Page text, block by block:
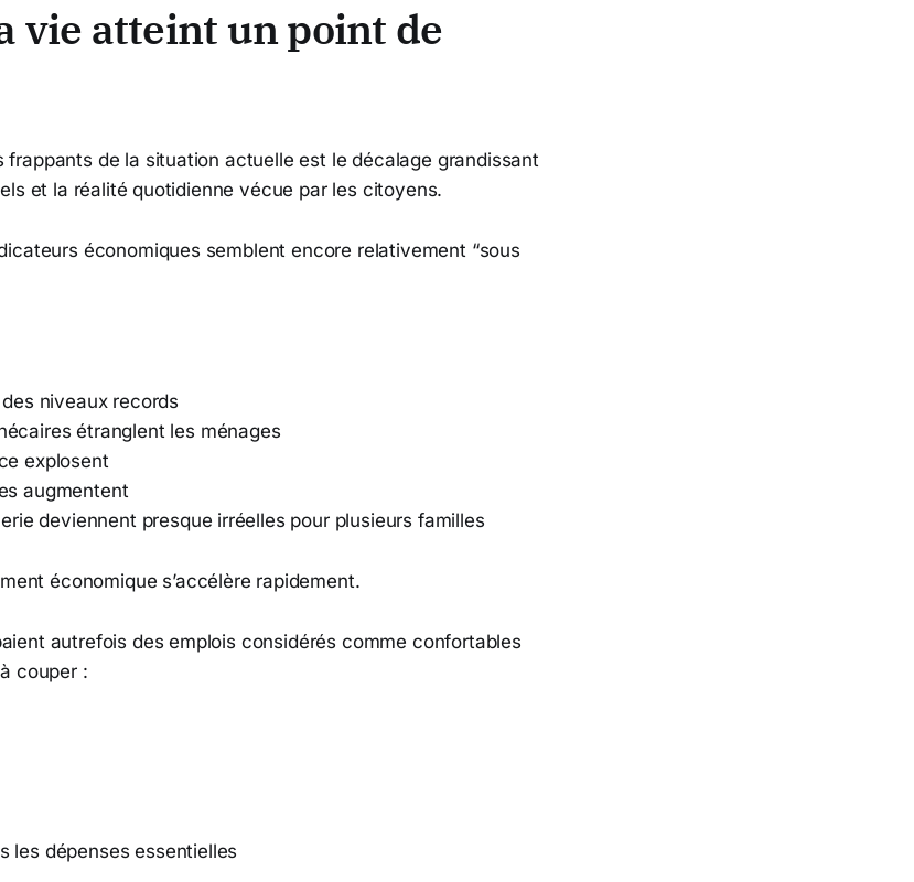
vie atteint un point de
frappants de la situation actuelle est le décalage grandissant
et la réalité quotidienne vécue par les citoyens.
économiques semblent encore relativement “sous
niveaux records
étranglent les ménages
explosent
augmentent
deviennent presque irréelles pour plusieurs familles
économique s’accélère rapidement.
autrefois des emplois considérés comme confortables
couper :
les dépenses essentielles